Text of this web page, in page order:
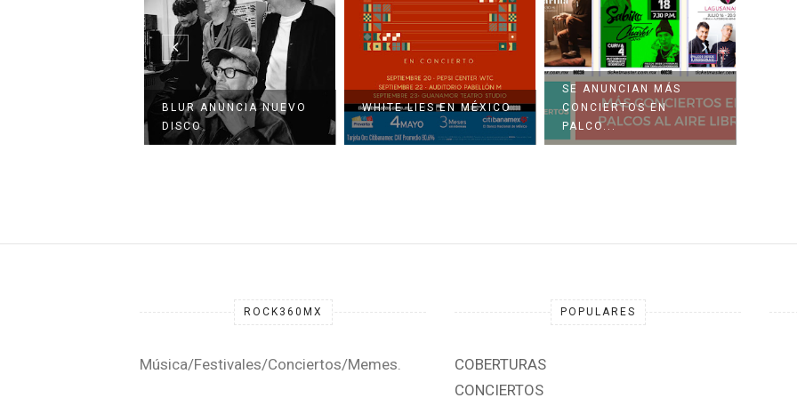
WHITE LIES EN MÉXICO
SE ANUNCIAN MÁS
CONCIERTOS EN
PALCO...
FESTIVAL CATRINA VA
CON TODO
ROCK360MX
Música/Festivales/Conciertos/Memes.
POPULARES
COBERTURAS
CONCIERTOS